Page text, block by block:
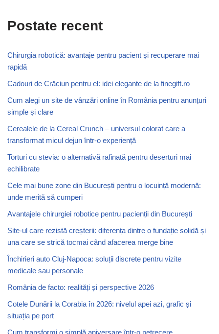
Postate recent
Chirurgia robotică: avantaje pentru pacient și recuperare mai
rapidă
Cadouri de Crăciun pentru el: idei elegante de la finegift.ro
Cum alegi un site de vânzări online în România pentru anunțuri
simple și clare
Cerealele de la Cereal Crunch – universul colorat care a
transformat micul dejun într-o experiență
Torturi cu stevia: o alternativă rafinată pentru deserturi mai
echilibrate
Cele mai bune zone din București pentru o locuință modernă:
unde merită să cumperi
Avantajele chirurgiei robotice pentru pacienții din București
Site-ul care rezistă creșterii: diferența dintre o fundație solidă și
una care se strică tocmai când afacerea merge bine
Închirieri auto Cluj-Napoca: soluții discrete pentru vizite
medicale sau personale
România de facto: realități și perspective 2026
Cotele Dunării la Corabia în 2026: nivelul apei azi, grafic și
situația pe port
Cum transformi o simplă aniversare într-o petrecere